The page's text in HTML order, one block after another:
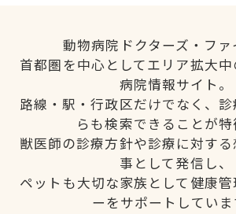
動物病院ドクターズ・ファ
首都圏を中心としてエリア拡大
病院情報サイト。
路線・駅・行政区だけでなく、
らも検索できることが特
獣医師の診療方針や診療に対す
事として発信し、
ペットも大切な家族として健康
ーをサポートしていま